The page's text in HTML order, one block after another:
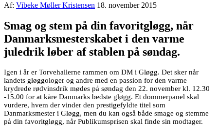
Af: Vibeke Møller Kristensen 18. november 2015
Smag og stem på din favoritgløgg, når
Danmarksmesterskabet i den varme
juledrik løber af stablen på søndag.
Igen i år er Torvehallerne rammen om DM i Gløgg. Det sker når
landets gløggologer og andre med en passion for den varme
krydrede rødvinsdrik mødes på søndag den 22. november kl. 12.30
-15.00 for at kåre Danmarks bedste gløgg. Et dommerpanel skal
vurdere, hvem der vinder den prestigefyldte titel som
Danmarksmester i Gløgg, men du kan også både smage og stemme
på din favoritgløgg, når Publikumsprisen skal finde sin modtager.